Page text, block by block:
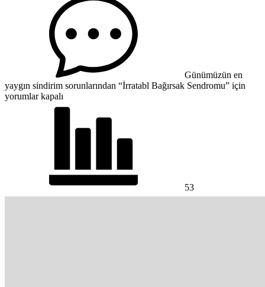
Günümüzün en
yaygın sindirim sorunlarından “İrratabl Bağırsak Sendromu” için
yorumlar kapalı
53